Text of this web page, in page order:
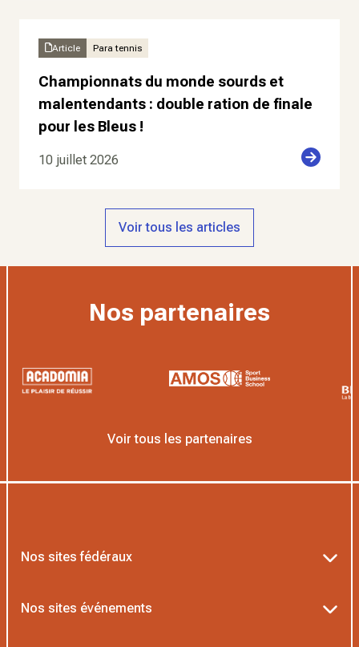
Article Para tennis
Championnats du monde sourds et
malentendants : double ration de finale
pour les Bleus !
10 juillet 2026
Voir tous les articles
Nos partenaires
Voir tous les partenaires
Nos sites fédéraux
Nos sites événements